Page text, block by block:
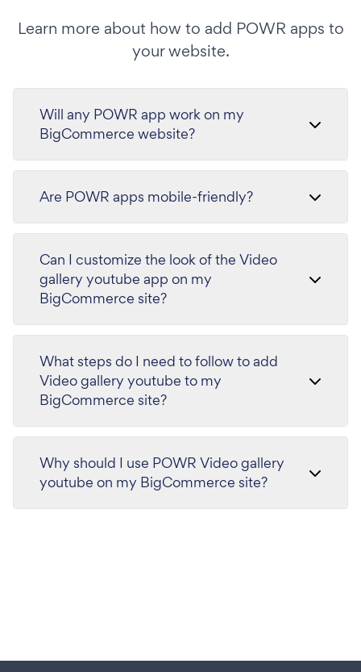
Learn more about how to add POWR apps to
your website.
Will any POWR app work on my
BigCommerce website?
Are POWR apps mobile-friendly?
Can I customize the look of the Video
gallery youtube app on my
BigCommerce site?
What steps do I need to follow to add
Video gallery youtube to my
BigCommerce site?
Why should I use POWR Video gallery
youtube on my BigCommerce site?